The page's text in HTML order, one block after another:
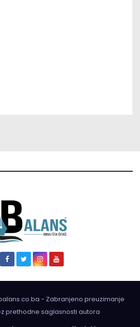
- Zabranjeno preuzimanje
prethodne saglasnosti autora